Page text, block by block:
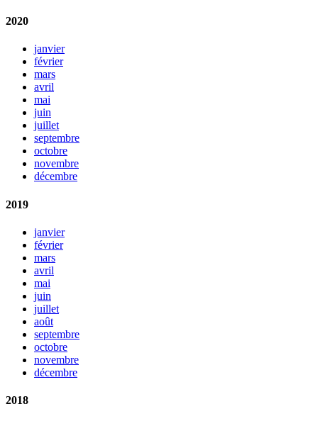
2020
janvier
février
mars
avril
mai
juin
juillet
septembre
octobre
novembre
décembre
2019
janvier
février
mars
avril
mai
juin
juillet
août
septembre
octobre
novembre
décembre
2018